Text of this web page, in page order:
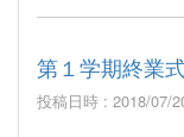
第１学期終業
投稿日時 : 2018/07/